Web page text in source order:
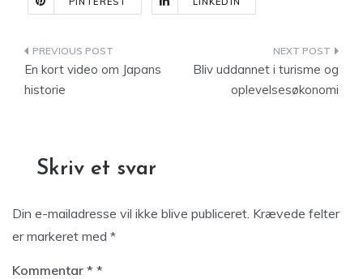
Indlægsnavigation
En kort video om Japans
historie
Bliv uddannet i turisme og
oplevelsesøkonomi
Skriv et svar
Din e-mailadresse vil ikke blive publiceret. Krævede felter
er markeret med *
Kommentar *